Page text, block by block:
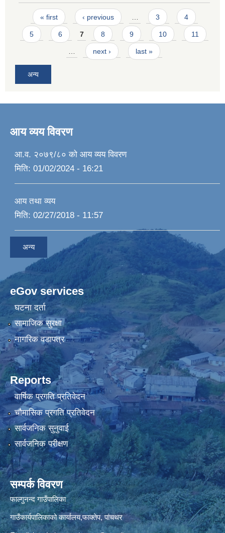
Pages
« first ‹ previous 3 4
5 6 7 8 9 10 11
next › last »
अन्य
आय व्यय विवरण
आ.व. २०७९/८० को आय व्यय विवरण
मिति: 01/02/2024 - 16:21
आय तथा व्यय
मिति: 02/27/2018 - 11:57
अन्य
eGov services
घटना दर्ता
सामाजिक सुरक्षा
नागरिक वडापत्र
Reports
वार्षिक प्रगति प्रतिवेदन
चौमासिक प्रगति प्रतिवेदन
सार्वजनिक सुनुवाई
सार्वजनिक परीक्षण
सम्पर्क विवरण
फाल्गुनन्द गाउँपालिका
गाउँकार्यपालिकाको कार्यालय,फाक्तेप, पांचथर